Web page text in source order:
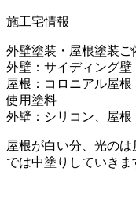
施工宅情報
外壁塗装・屋根塗装ご
外壁：サイディング壁
屋根：コロニアル屋根
使用塗料
外壁：シリコン、屋
屋根が白い分、光の
では中塗りしていき